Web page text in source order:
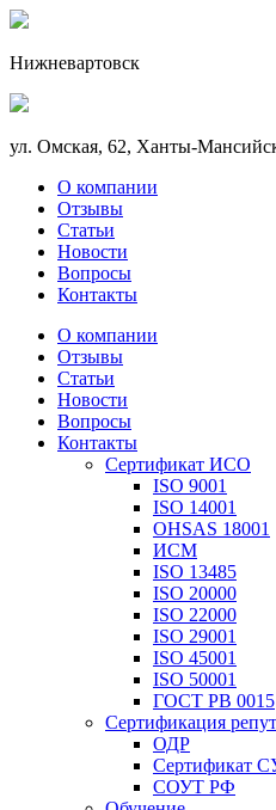
Нижневартовск
ул. Омская, 62, Ханты-
О компании
Отзывы
Статьи
Новости
Вопросы
Контакты
О компании
Отзывы
Статьи
Новости
Вопросы
Контакты
Сертификат ИСО
ISO 9001
ISO 14001
OHSAS 18001
ИСМ
ISO 13485
ISO 20000
ISO 22000
ISO 29001
ISO 45001
ISO 50001
ГОСТ РВ 0015
Сертификация
ОДР
Сертификат
СОУТ РФ